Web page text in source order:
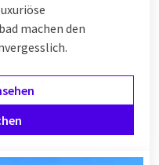
machen den